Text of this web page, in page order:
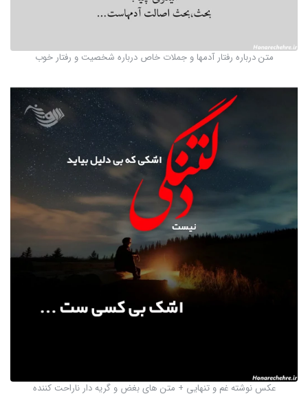
متن درباره رفتار آدمها و جملات خاص درباره شخصیت و رفتار خوب
عکس نوشته غم و تنهایی + متن های بغض و گریه دار ناراحت کننده